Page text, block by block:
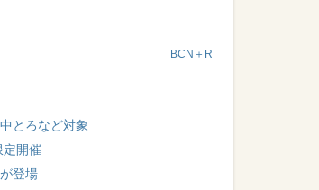
BCN＋R
とろなど対象
開催
登場